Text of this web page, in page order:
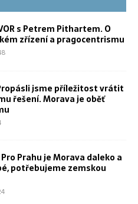
s Petrem Pithartem. O
zřízení a pragocentrismu
jsme příležitost vrátit
řešení. Morava je oběť
Prahu je Morava daleko a
potřebujeme zemskou